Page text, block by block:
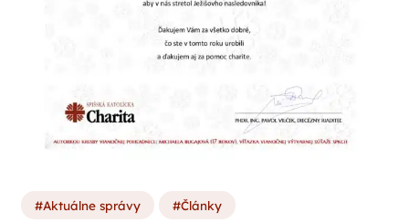
Aktuálne správy Články